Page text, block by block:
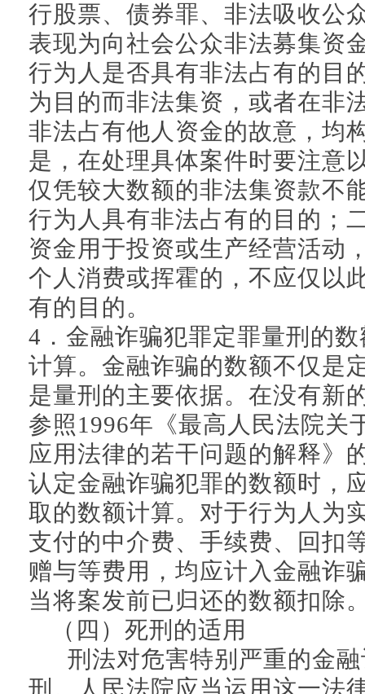
行股票、债券罪、非法吸收公
表现为向社会公众非法募集资
行为人是否具有非法占有的目
为目的而非法集资，或者在非
非法占有他人资金的故意，均
是，在处理具体案件时要注意
仅凭较大数额的非法集资款不
行为人具有非法占有的目的；
资金用于投资或生产经营活动
个人消费或挥霍的，不应仅以
有的目的。
4．金融诈骗犯罪定罪量刑的
计算。金融诈骗的数额不仅是
是量刑的主要依据。在没有新
参照1996年《最高人民法院关
应用法律的若干问题的解释》
认定金融诈骗犯罪的数额时，
取的数额计算。对于行为人为
支付的中介费、手续费、回扣
赠与等费用，均应计入金融诈
当将案发前已归还的数额扣除
（四）死刑的适用
刑法对危害特别严重的金融
刑。人民法院应当运用这一法